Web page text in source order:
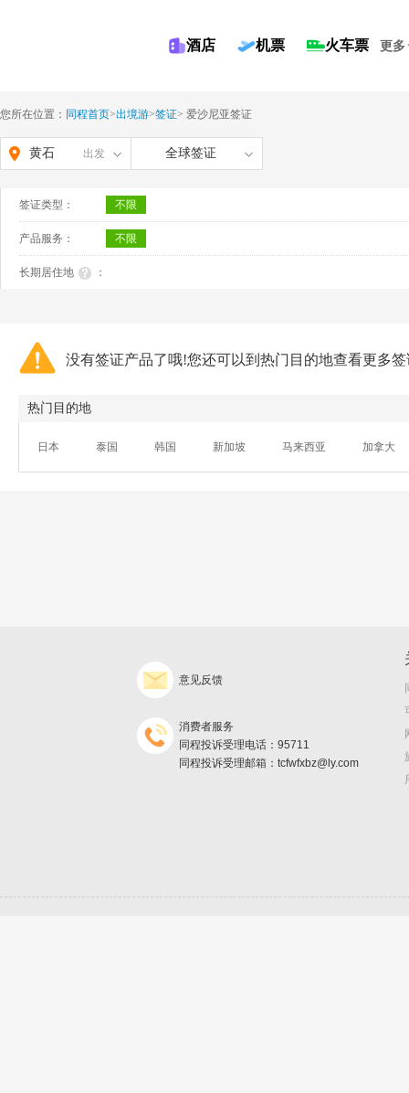
酒店 机票 火车票 更多
您所在位置： 同程首页>出境游>签证> 爱沙尼亚签证
黄石 出发 全球签证
签证类型： 不限
产品服务： 不限
长期居住地 ：
没有签证产品了哦!您还可以到热门目的地查看更多
热门目的地
日本 泰国 韩国 新加坡 马来西亚 加拿大
意见反馈
消费者服务
同程投诉受理电话：95711
同程投诉受理邮箱：tcfwfxbz@ly.com